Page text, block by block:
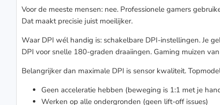
Voor de meeste mensen: nee. Professionele gamers
Dat maakt precisie juist moeilijker.
Waar DPI wél handig is: schakelbare DPI-instellingen. Je
DPI voor snelle 180-graden draaiingen. Gaming muizen
Belangrijker dan maximale DPI is sensor kwaliteit.
Geen acceleratie hebben (beweging is 1:1 met je
Werken op alle ondergronden (geen lift-off issues)